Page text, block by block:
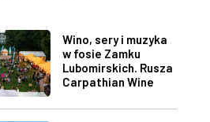
Wino, sery i muzyka
w fosie Zamku
Lubomirskich. Rusza
Carpathian Wine